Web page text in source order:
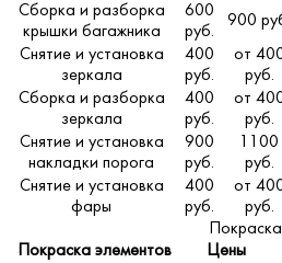
Сборка и разборка
крышки багажника
600
руб.
900
Снятие и установка
зеркала
400
руб.
от
руб.
Сборка и разборка
зеркала
400
руб.
от
руб.
Снятие и установка
накладки порога
900
руб.
1100
руб.
Снятие и установка
фары
400
руб.
от
руб.
Покраска
Покраска элементов
Цены